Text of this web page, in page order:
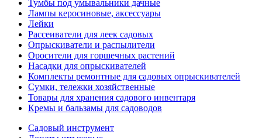
Тумбы под умывальники дачные
Лампы керосиновые, аксессуары
Лейки
Рассеиватели для леек садовых
Опрыскиватели и распылители
Оросители для горшечных растений
Насадки для опрыскивателей
Комплекты ремонтные для садовых опрыскивателей
Сумки, тележки хозяйственные
Товары для хранения садового инвентаря
Кремы и бальзамы для садоводов
Садовый инструмент